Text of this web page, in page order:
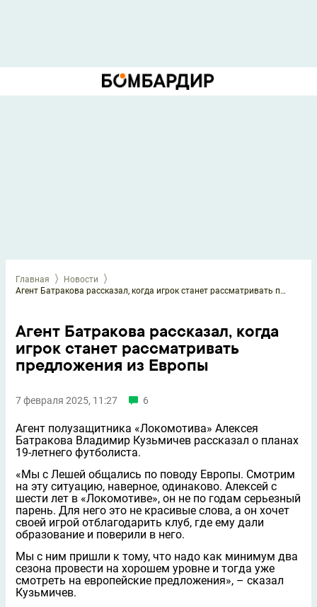
Главная
Новости
Агент Батракова рассказал, когда игрок станет рассматривать предложения из Европы
Агент Батракова рассказал, когда
игрок станет рассматривать
предложения из Европы
7 февраля 2025, 11:27 6
Агент полузащитника «Локомотива» Алексея
Батракова Владимир Кузьмичeв рассказал о планах
19-летнего футболиста.
«Мы с Лeшей общались по поводу Европы. Смотрим
на эту ситуацию, наверное, одинаково. Алексей с
шести лет в «Локомотиве», он не по годам серьeзный
парень. Для него это не красивые слова, а он хочет
своей игрой отблагодарить клуб, где ему дали
образование и поверили в него.
Мы с ним пришли к тому, что надо как минимум два
сезона провести на хорошем уровне и тогда уже
смотреть на европейские предложения», – сказал
Кузьмичев.